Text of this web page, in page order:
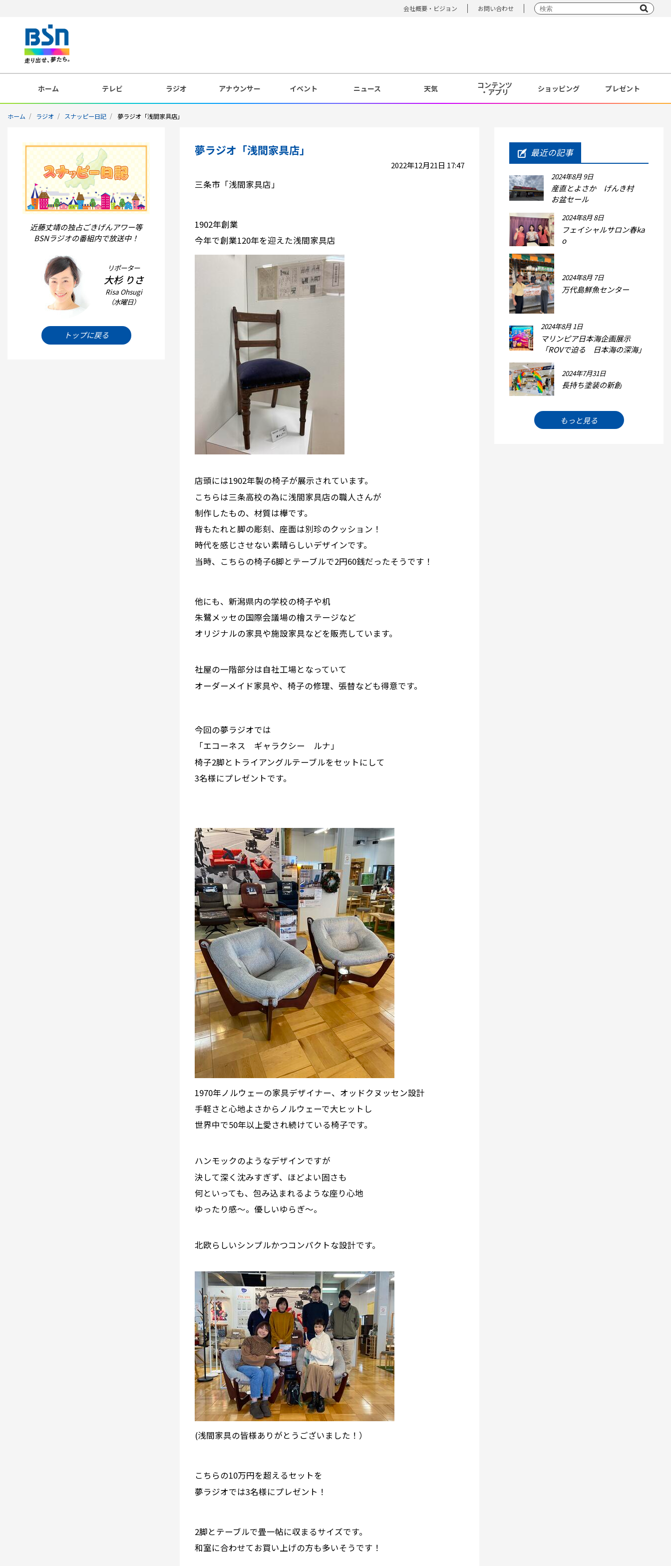
会社概要・ビジョン お問い合わせ
ホーム テレビ ラジオ アナウンサー イベント ニュース 天気 コンテンツ
・アプリ ショッピング プレゼント
ホーム ラジオ スナッピー日記 夢ラジオ「浅間家具店」
近藤丈靖の独占ごきげんアワー等
BSNラジオの番組内で放送中！
リポーター
大杉 りさ
Risa Ohsugi
（水曜日）
トップに戻る
夢ラジオ「浅間家具店」
2022年12月21日 17:47
三条市「浅間家具店」
1902年創業
今年で創業120年を迎えた浅間家具店
店頭には1902年製の椅子が展示されています。
こちらは三条高校の為に浅間家具店の職人さんが
制作したもの、材質は欅です。
背もたれと脚の彫刻、座面は別珍のクッション！
時代を感じさせない素晴らしいデザインです。
当時、こちらの椅子6脚とテーブルで2円60銭だったそうです！
他にも、新潟県内の学校の椅子や机
朱鷺メッセの国際会議場の檜ステージなど
オリジナルの家具や施設家具などを販売しています。
社屋の一階部分は自社工場となっていて
オーダーメイド家具や、椅子の修理、張替なども得意です。
今回の夢ラジオでは
「エコーネス ギャラクシー ルナ」
椅子2脚とトライアングルテーブルをセットにして
3名様にプレゼントです。
1970年ノルウェーの家具デザイナー、オッドクヌッセン設計
手軽さと心地よさからノルウェーで大ヒットし
世界中で50年以上愛され続けている椅子です。
ハンモックのようなデザインですが
決して深く沈みすぎず、ほどよい固さも
何といっても、包み込まれるような座り心地
ゆったり感～。優しいゆらぎ～。
北欧らしいシンプルかつコンパクトな設計です。
(浅間家具の皆様ありがとうございました！）
こちらの10万円を超えるセットを
夢ラジオでは3名様にプレゼント！
2脚とテーブルで畳一帖に収まるサイズです。
和室に合わせてお買い上げの方も多いそうです！
最近の記事
2024年8月 9日
産直とよさか げんき村
お盆セール
2024年8月 8日
フェイシャルサロン春ka
o
2024年8月 7日
万代島鮮魚センター
2024年8月 1日
マリンピア日本海企画展示
「ROVで迫る 日本海の深海」
2024年7月31日
長持ち塗装の新創
もっと見る